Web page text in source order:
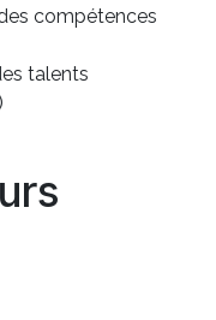
compétences
talents